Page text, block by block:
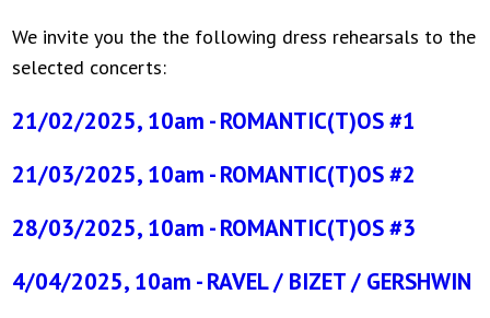
We invite you the the following dress rehearsals to the
selected concerts:
21/02/2025, 10am - ROMANTIC(T)OS #1
21/03/2025, 10am - ROMANTIC(T)OS #2
28/03/2025, 10am - ROMANTIC(T)OS #3
4/04/2025, 10am - RAVEL / BIZET / GERSHWIN